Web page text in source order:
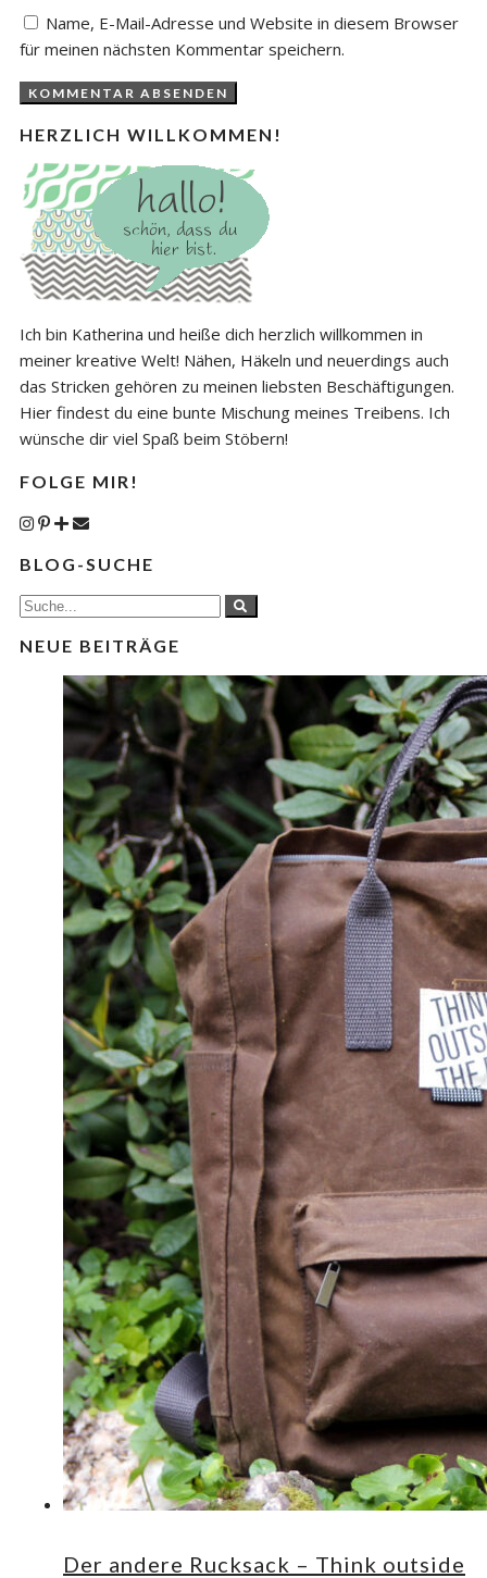
Name, E-Mail-Adresse und Website in diesem Browser
für meinen nächsten Kommentar speichern.
HERZLICH WILLKOMMEN!
Ich bin Katherina und heiße dich herzlich willkommen in
meiner kreative Welt! Nähen, Häkeln und neuerdings auch
das Stricken gehören zu meinen liebsten Beschäftigungen.
Hier findest du eine bunte Mischung meines Treibens. Ich
wünsche dir viel Spaß beim Stöbern!
FOLGE MIR!
BLOG-SUCHE
NEUE BEITRÄGE
Der andere Rucksack – Think outside